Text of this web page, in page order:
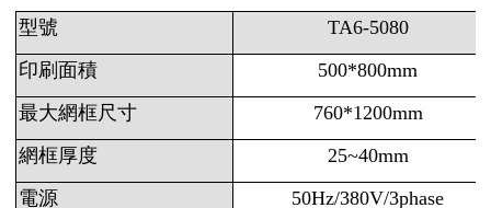
型號
TA6-5080
印刷面積
500*800mm
最大網框尺寸
760*1200mm
網框厚度
25~40mm
電源
50Hz/380V/3phase